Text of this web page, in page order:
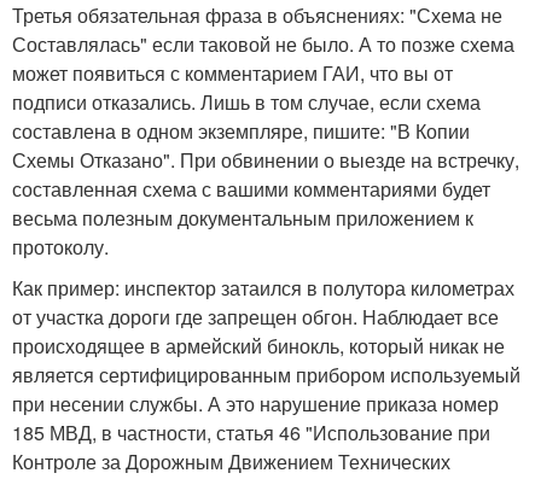
Третья обязательная фраза в объяснениях: "Схема не
Составлялась" если таковой не было. А то позже схема
может появиться с комментарием ГАИ, что вы от
подписи отказались. Лишь в том случае, если схема
составлена в одном экземпляре, пишите: "В Копии
Схемы Отказано". При обвинении о выезде на встречку,
составленная схема с вашими комментариями будет
весьма полезным документальным приложением к
протоколу.
Как пример: инспектор затаился в полутора километрах
от участка дороги где запрещен обгон. Наблюдает все
происходящее в армейский бинокль, который никак не
является сертифицированным прибором используемый
при несении службы. А это нарушение приказа номер
185 МВД, в частности, статья 46 "Использование при
Контроле за Дорожным Движением Технических